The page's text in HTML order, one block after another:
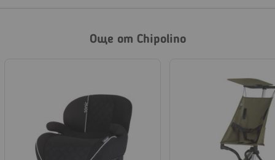
Още от Chipolino